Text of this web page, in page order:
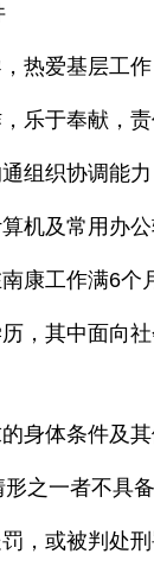
热爱基层工
乐于奉献，
组织协调能
机及常用办公
康工作满6个
，其中面向
身体条件及其
形之一者不具
，或被判处